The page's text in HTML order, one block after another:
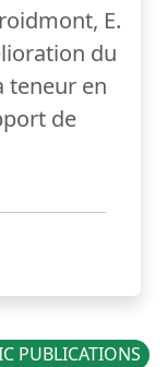
E.
du
teneur en
de
PUBLICATIONS